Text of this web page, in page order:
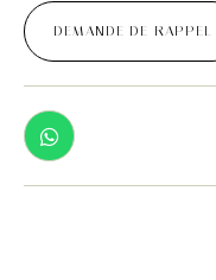
DEMANDE DE RAPPEL